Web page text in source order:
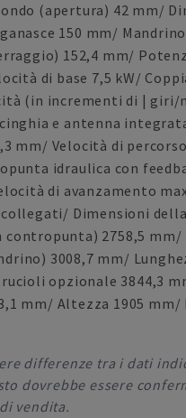
(apertura) 42 mm/
150 mm/
152,4 mm/
di base 7,5 kW/
(in incrementi di | giri/
e antenna
mm/ Velocità di
idraulica con
di avanzamento
Dimensioni
contropunta) 2758,5 mm/
3008,7 mm/
opzionale 3844,3
mm/ Altezza 1905 mm/
differenze tra i dati
dovrebbe essere
vendita.